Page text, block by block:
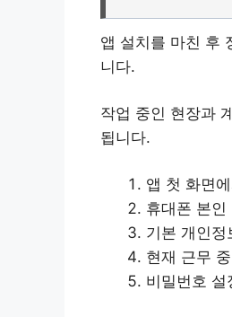
앱 설치를 마친 후
니다.
작업 중인 현장과
됩니다.
앱 첫 화면
휴대폰 본인
기본 개인
현재 근무
비밀번호 설